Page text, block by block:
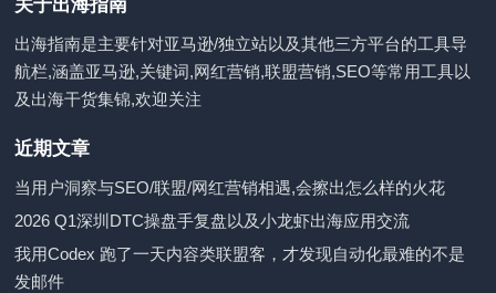
关于出海指南
出海指南是主要针对亚马逊/独立站以及其他三方平台的工具导
航栏,涵盖亚马逊,关键词,网红营销,联盟营销,SEO等常用工具以
及出海干货集锦,欢迎关注
近期文章
当用户洞察与SEO/联盟/网红营销相遇,会擦出怎么样的火花
2026 Q1深圳DTC操盘手复盘以及小龙虾出海应用交流
我用Codex 跑了一天内容类联盟客，才发现自动化最难的不是
发邮件